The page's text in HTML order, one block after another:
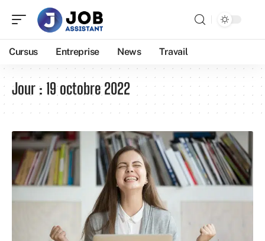
Cursus Entreprise News Travail
Jour : 19 octobre 2022